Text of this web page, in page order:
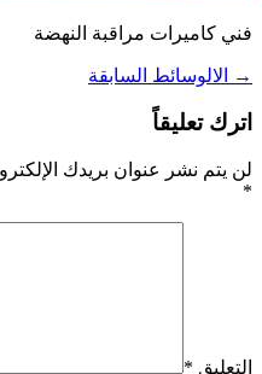
فني كاميرات مراقبة النهضة
→ الالوسائط السابقة
اترك تعليقاً
لن يتم نشر عنوان بريدك
*
التعليق *